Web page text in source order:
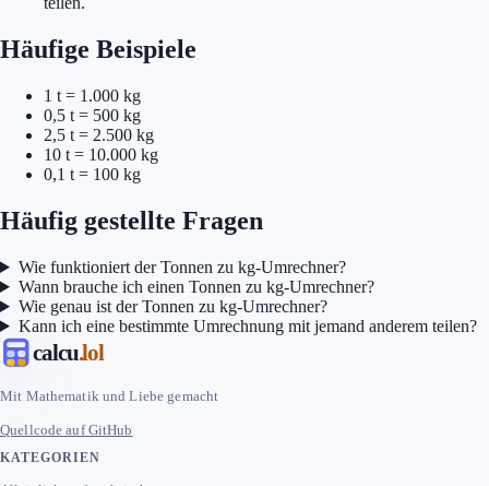
Häufige Beispiele
1 t = 1.000 kg
0,5 t = 500 kg
2,5 t = 2.500 kg
10 t = 10.000 kg
0,1 t = 100 kg
Häufig gestellte Fragen
Wie funktioniert der Tonnen zu kg-Umrechner?
Wann brauche ich einen Tonnen zu kg-Umrechner?
Wie genau ist der Tonnen zu kg-Umrechner?
Kann ich eine bestimmte Umrechnung mit jemand anderem teilen?
calcu.lol
Mit Mathematik und Liebe gemacht
Quellcode auf GitHub
KATEGORIEN